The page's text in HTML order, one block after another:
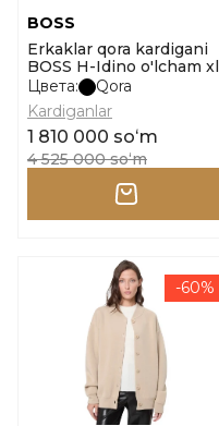
BOSS
Erkaklar qora kardigani
BOSS H-Idino o'lcham xl
Цвета:
Qora
Kardiganlar
1 810 000 soʻm
4 525 000 soʻm
-60%